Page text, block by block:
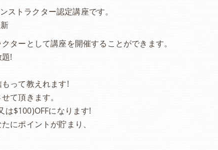
キネシオロジーを使ったジャグリング講座
ディエンチャン(顔反射療法)セッション
トラクター認定講座です。
ターとして講座を開催することができます。
!
って教えれます!
て頂きます。
は$100)OFFになります!
にポイントが貯まり、